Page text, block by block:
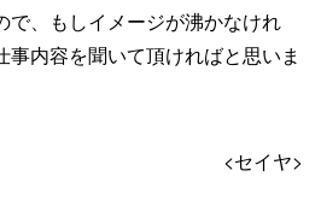
で、もしイメージが沸かなけれ
内容を聞いて頂ければと思いま
<セイヤ>